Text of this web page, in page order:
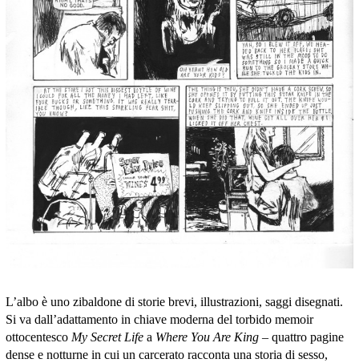
L’albo è uno zibaldone di storie brevi, illustrazioni, saggi disegnati.
Si va dall’adattamento in chiave moderna del torbido memoir
ottocentesco My Secret Lifea Where You Are King – quattro pagine
dense e notturne in cui un carcerato racconta una storia di sesso,